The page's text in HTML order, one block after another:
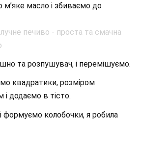
м’яке масло і збиваємо до
та розпушувач, і перемішуємо.
квадратики, розміром
і додаємо в тісто.
формуємо колобочки, я робила